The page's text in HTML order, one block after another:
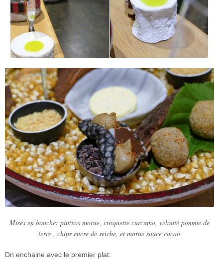
Mises en bouche: pintxos morue, croquette curcuma, velouté pomme de
terre , chips encre de seiche, et morue sauce cacao
On enchaine avec le premier plat: